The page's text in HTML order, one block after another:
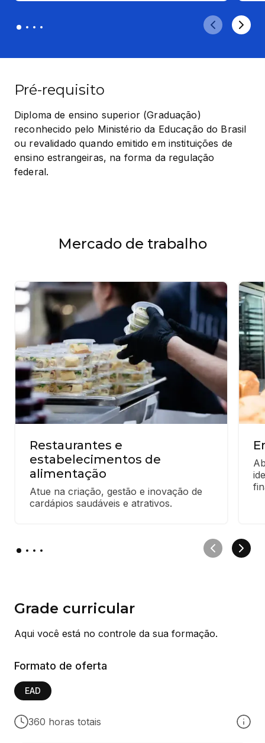
Pré-requisito
Diploma de ensino superior (Graduação)
reconhecido pelo Ministério da Educação do Brasil
ou revalidado quando emitido em instituições de
ensino estrangeiras, na forma da regulação
federal.
Mercado de trabalho
Restaurantes e
estabelecimentos de
alimentação
Atue na criação, gestão e inovação de
cardápios saudáveis e atrativos.
Grade curricular
Aqui você está no controle da sua formação.
Formato de oferta
EAD
360 horas totais